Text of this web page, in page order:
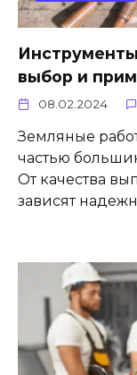
выбор и
08.02.2024
Земляные
частью
От качества
зависят